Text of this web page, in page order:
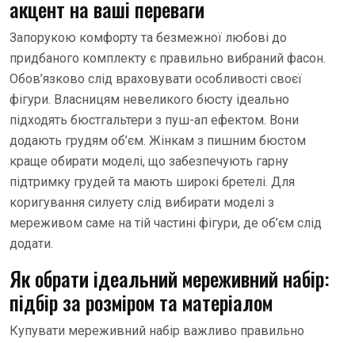
акцент на ваші переваги
Запорукою комфорту та безмежної любові до
придбаного комплекту є правильно вибраний фасон.
Обов’язково слід враховувати особливості своєї
фігури. Власницям невеликого бюсту ідеально
підходять бюстгальтери з пуш-ап ефектом. Вони
додають грудям об’єм. Жінкам з пишним бюстом
краще обирати моделі, що забезпечують гарну
підтримку грудей та мають широкі бретелі. Для
коригування силуету слід вибирати моделі з
мереживом саме на тій частині фігури, де об’єм слід
додати.
Як обрати ідеальний мереживний набір:
підбір за розміром та матеріалом
Купувати мереживний набір важливо правильно